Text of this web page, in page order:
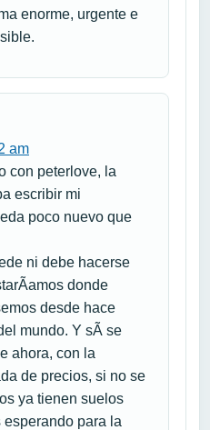
enorme, urgente e
am
con peterlove, la
escribir mi
poco nuevo que
ni debe hacerse
donde
desde hace
mundo. Y sÃ­ se
ahora, con la
de precios, si no se
ya tienen suelos
para la